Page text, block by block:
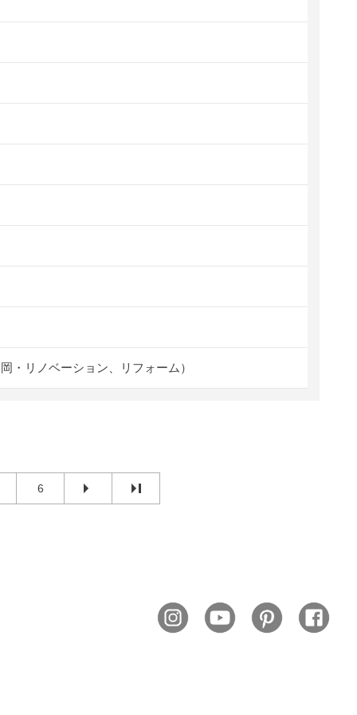
・リノベーション、リフォーム）
6